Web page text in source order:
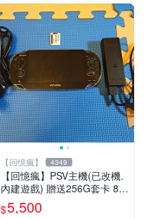
【回憶瘋】 4349
【回憶瘋】PSV主機(已改機.
內建遊戲) 贈送256G套卡 8成
新 遊戲機 PSVITA
$5,500